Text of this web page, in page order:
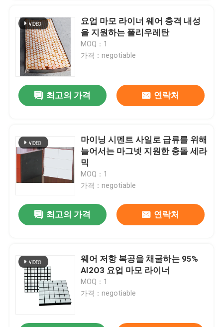
요업 마모 라이너 웨어 충격 내성
을 지원하는 폴리우레탄
MOQ：1
가격：negotiable
최고의 가격 연락처
마이닝 시멘트 사일로 급류를 위해
늘어서는 마그넷 지원한 충돌 세라
믹
MOQ：1
가격：negotiable
최고의 가격 연락처
웨어 저항 복공을 채굴하는 95%
AI2O3 요업 마모 라이너
MOQ：1
가격：negotiable